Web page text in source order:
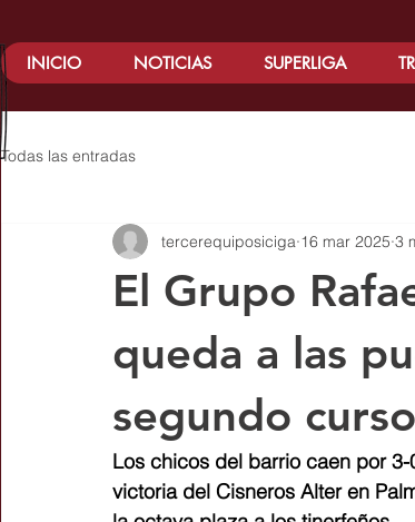
INICIO NOTICIAS SUPERLIGA
Todas las entradas
El Grupo
queda a las
segundo
tercerequiposiciga 16 mar 2025 3
Los chicos del barrio caen por
victoria del Cisneros Alter en